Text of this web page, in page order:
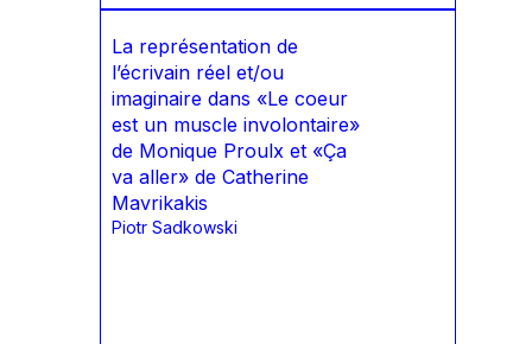
La représentation de
l’écrivain réel et/ou
imaginaire dans «Le coeur
est un muscle involontaire»
de Monique Proulx et «Ça
va aller» de Catherine
Mavrikakis
Piotr Sadkowski